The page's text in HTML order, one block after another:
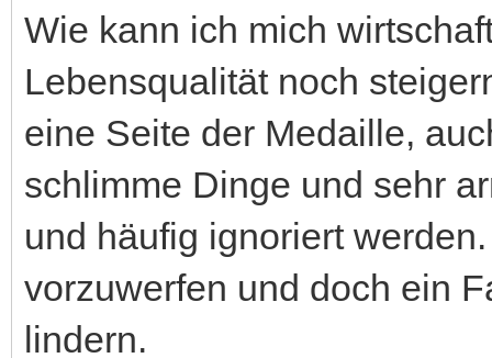
Wie kann ich mich
Lebensqualität noch
eine Seite der Medaille,
schlimme Dinge und sehr
und häufig ignoriert
vorzuwerfen und doch ein
lindern.